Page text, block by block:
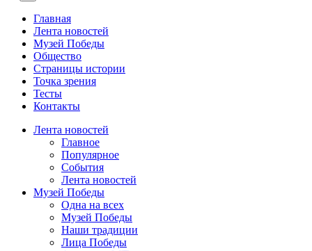
Главная
Лента новостей
Музей Победы
Общество
Страницы истории
Точка зрения
Тесты
Контакты
Лента новостей
Главное
Популярное
События
Лента новостей
Музей Победы
Одна на всех
Музей Победы
Наши традиции
Лица Победы